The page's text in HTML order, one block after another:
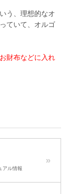
う、理想的なオ
ていて、オルゴ
財布などに入れ
アル情報